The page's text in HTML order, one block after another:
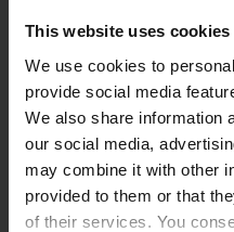
This website uses cookies
We use cookies to
provide social media
We also share information
our social media,
may combine it with other
provided to them or that
of their services. You
durable, mais également
Avec la « Garantie Li-ion
garantissons des
batteries
vous puissiez vous détendre
est important : votre travail.